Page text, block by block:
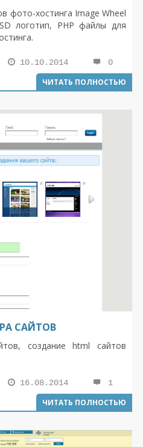
фото-хостинга Image Wheel
логотип, PHP файлы для
10.10.2014
0
ЧИТАТЬ ПОЛНОСТЬЮ
САЙТОВ
создание html сайтов
16.08.2014
1
ЧИТАТЬ ПОЛНОСТЬЮ